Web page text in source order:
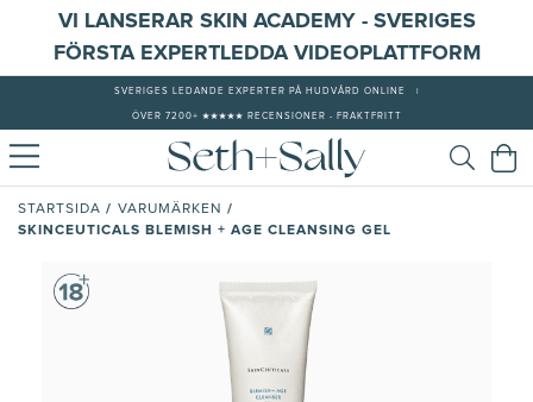
VI LANSERAR SKIN ACADEMY - SVERIGES
FÖRSTA EXPERTLEDDA VIDEOPLATTFORM
SVERIGES LEDANDE EXPERTER PÅ HUDVÅRD ONLINE
ÖVER 7200+ ★★★★★ RECENSIONER - FRAKTFRITT
STARTSIDA / VARUMÄRKEN /
SKINCEUTICALS BLEMISH + AGE CLEANSING GEL